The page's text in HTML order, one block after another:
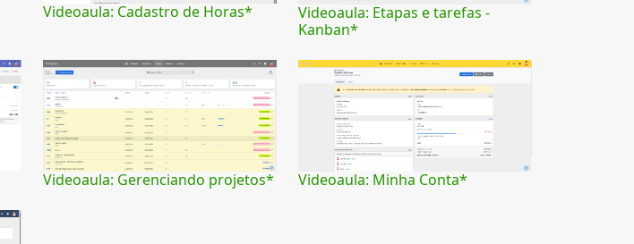
Videoaula: Cadastro de Horas*
Videoaula: Etapas e tarefas -
Kanban*
Videoaula: Gerenciando projetos* Videoaula: Minha Conta*